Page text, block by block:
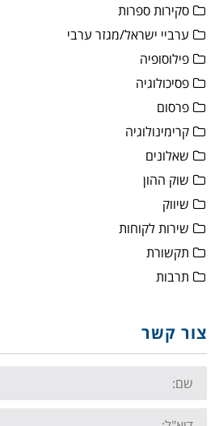
סקירות ספרות
ערביי ישראל/מגזר ערבי
פילוסופיה
פסיכולוגיה
פרסום
קרימינולוגיה
שאלונים
שוק ההון
שיווק
שירות לקוחות
תקשורת
תרבות
צור קשר
Name:
Email: